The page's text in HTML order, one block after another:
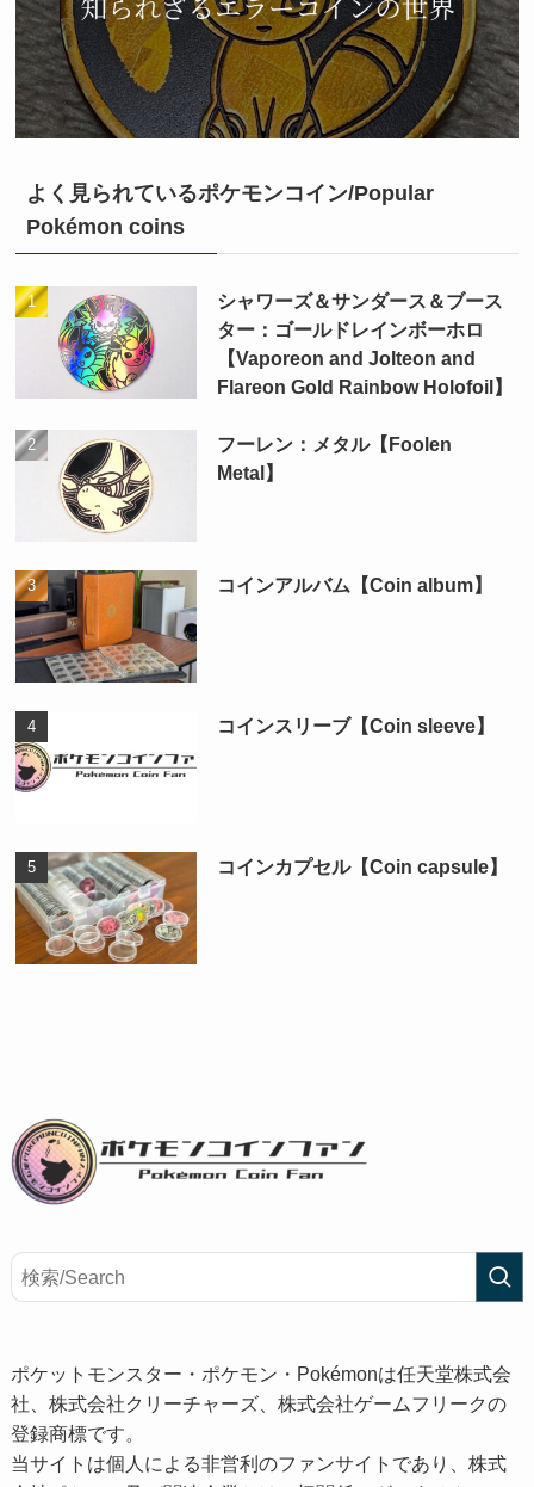
よく見られているポケモンコイン/Popular
Pokémon coins
シャワーズ＆サンダース＆ブース
ター：ゴールドレインボーホロ
【Vaporeon and Jolteon and
Flareon Gold Rainbow Holofoil】
フーレン：メタル【Foolen
Metal】
コインアルバム【Coin album】
コインスリーブ【Coin sleeve】
コインカプセル【Coin capsule】
ポケットモンスター・ポケモン・Pokémonは任天堂株式会
社、株式会社クリーチャーズ、株式会社ゲームフリークの
登録商標です。
当サイトは個人による非営利のファンサイトであり、株式